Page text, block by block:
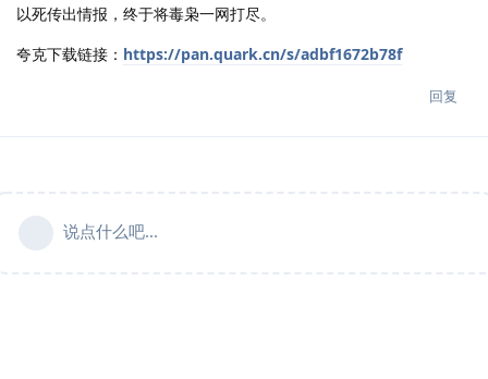
以死传出情报，终于将毒枭一网打尽。
夸克下载链接： https://pan.quark.cn/s/adbf1672b78f
回复
说点什么吧...